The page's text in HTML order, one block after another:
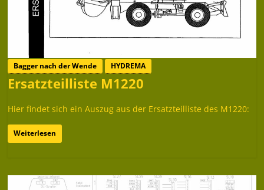
Bagger nach der Wende HYDREMA
Ersatzteilliste M1220
Hier findet sich ein Auszug aus der Ersatzteilliste des M1220:
Weiterlesen